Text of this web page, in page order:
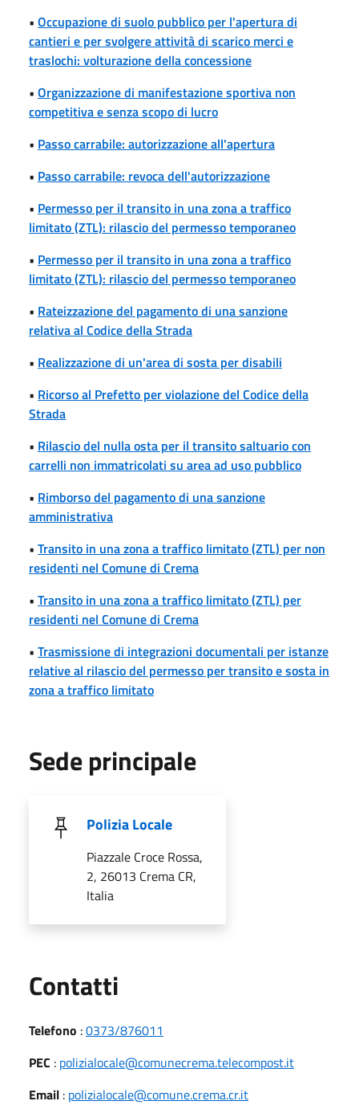
• Occupazione di suolo pubblico per l'apertura di
cantieri e per svolgere attività di scarico merci e
traslochi: volturazione della concessione
• Organizzazione di manifestazione sportiva non
competitiva e senza scopo di lucro
• Passo carrabile: autorizzazione all'apertura
• Passo carrabile: revoca dell'autorizzazione
• Permesso per il transito in una zona a traffico
limitato (ZTL): rilascio del permesso temporaneo
• Permesso per il transito in una zona a traffico
limitato (ZTL): rilascio del permesso temporaneo
• Rateizzazione del pagamento di una sanzione
relativa al Codice della Strada
• Realizzazione di un'area di sosta per disabili
• Ricorso al Prefetto per violazione del Codice della
Strada
• Rilascio del nulla osta per il transito saltuario con
carrelli non immatricolati su area ad uso pubblico
• Rimborso del pagamento di una sanzione
amministrativa
• Transito in una zona a traffico limitato (ZTL) per non
residenti nel Comune di Crema
• Transito in una zona a traffico limitato (ZTL) per
residenti nel Comune di Crema
• Trasmissione di integrazioni documentali per istanze
relative al rilascio del permesso per transito e sosta in
zona a traffico limitato
Sede principale
Polizia Locale
Piazzale Croce Rossa,
2, 26013 Crema CR,
Italia
Contatti
Telefono :0373/876011
PEC : polizialocale@comunecrema.telecompost.it
Email : polizialocale@comune.crema.cr.it